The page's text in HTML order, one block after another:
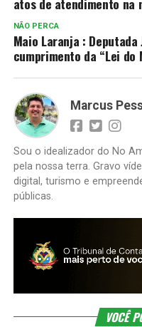
NÃO PERCA
Maio Laranja :
cumprimento da “Lei do
Marcus
Sou o idealizador do No
pela nossa terra. Gravo
digital, turismo e
públicas.
VOCÊ